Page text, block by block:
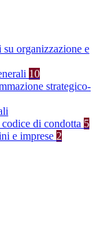
organizzazione e
10
strategico-
di condotta 5
e imprese 2